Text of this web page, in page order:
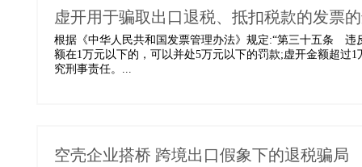
虚开用于骗取出口退税、抵扣税款的发票
根据《中华人民共和国发票管理办法》规定:“第三十五条 违
额在1万元以下的，可以并处5万元以下的罚款;虚开金额超过
究刑事责任。...
空壳企业搭桥 跨境出口假象下的退税骗局